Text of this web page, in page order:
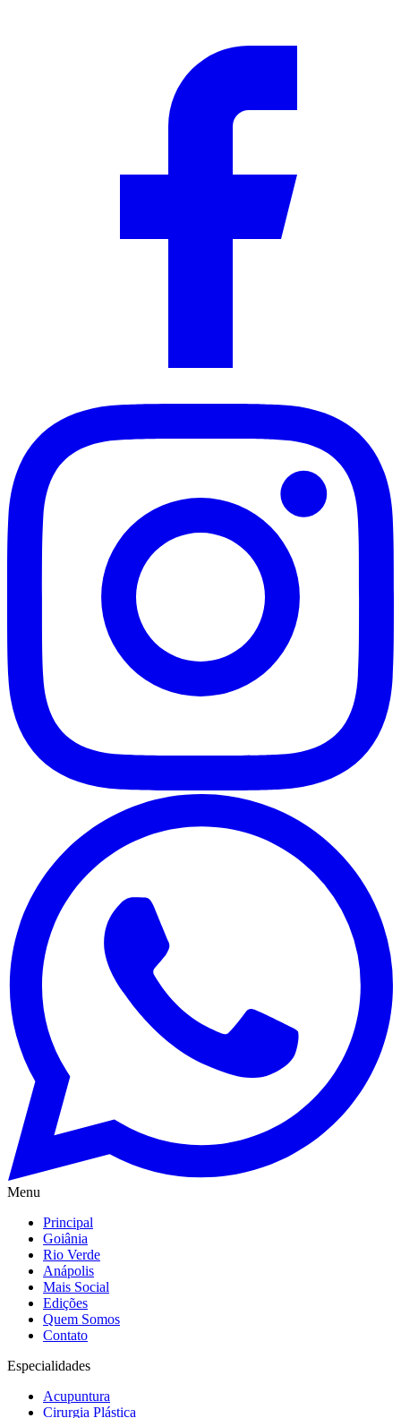
Menu
Principal
Goiânia
Rio Verde
Anápolis
Mais Social
Edições
Quem Somos
Contato
Especialidades
Acupuntura
Cirurgia Plástica